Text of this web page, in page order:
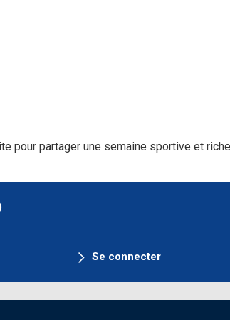
pour partager une semaine sportive et
Se connecter